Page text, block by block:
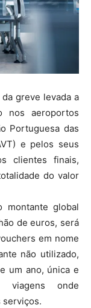
greve levada a
nos aeroportos
Portuguesa das
e pelos seus
clientes finais,
do valor
montante global
de euros, será
em nome
não utilizado,
um ano, única e
viagens onde